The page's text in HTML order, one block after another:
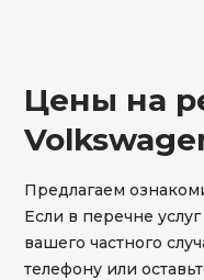
Цены на
Предлагаем
Если в перечне
вашего частного
телефону или